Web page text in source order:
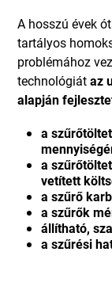
A hosszú évek
tartályos
problémához
technológiátaz
alapján
a
a
vetített
a szűrő
a szűrők
állítható,
a szűrési